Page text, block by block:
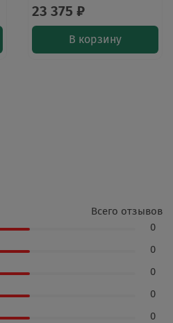
23 375 ₽
В корзину
Всего отзывов
0
0
0
0
0